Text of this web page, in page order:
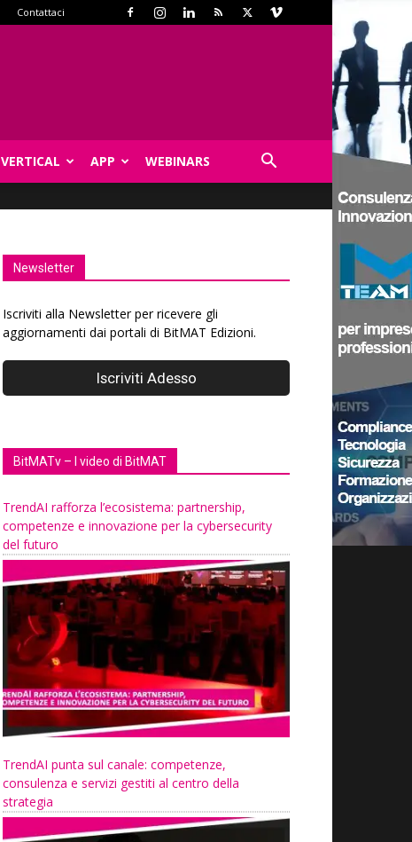
Contattaci
VERTICAL APP WEBINARS
Newsletter
Iscriviti alla Newsletter per ricevere gli
aggiornamenti dai portali di BitMAT Edizioni.
BitMATv – I video di BitMAT
TrendAI rafforza l’ecosistema: partnership,
competenze e innovazione per la cybersecurity
del futuro
TrendAI punta sul canale: competenze,
consulenza e servizi gestiti al centro della
strategia